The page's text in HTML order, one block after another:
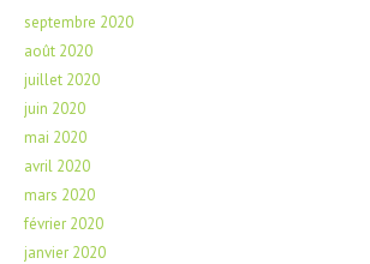
septembre 2020
août 2020
juillet 2020
juin 2020
mai 2020
avril 2020
mars 2020
février 2020
janvier 2020